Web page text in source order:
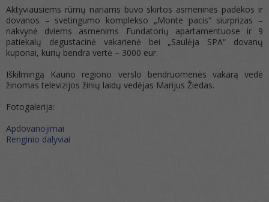
Aktyviausiems rūmų nariams buvo skirtos asmeninės padėkos ir
dovanos – svetingumo komplekso „Monte pacis“ siurprizas –
nakvynė dviems asmenims Fundatorių apartamentuose ir 9
patiekalų degustacinė vakarienė bei „Saulėja SPA“ dovanų
kuponai, kurių bendra vertė – 3000 eur.
Iškilmingą Kauno regiono verslo bendruomenės vakarą vedė
žinomas televizijos žinių laidų vedėjas Marijus Žiedas.
Fotogalerija:
Apdovanojimai
Renginio dalyviai